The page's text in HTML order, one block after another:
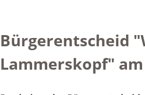
Bürgermeister
Bürgerentscheid
Lammerskopf" am